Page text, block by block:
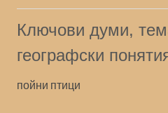
Ключови думи,
географски
пойни птици